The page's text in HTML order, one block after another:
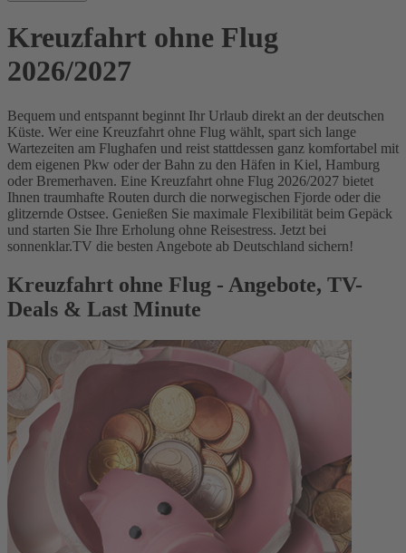
Kreuzfahrt ohne Flug
2026/2027
Bequem und entspannt beginnt Ihr Urlaub direkt an der deutschen
Küste. Wer eine Kreuzfahrt ohne Flug wählt, spart sich lange
Wartezeiten am Flughafen und reist stattdessen ganz komfortabel mit
dem eigenen Pkw oder der Bahn zu den Häfen in Kiel, Hamburg
oder Bremerhaven. Eine Kreuzfahrt ohne Flug 2026/2027 bietet
Ihnen traumhafte Routen durch die norwegischen Fjorde oder die
glitzernde Ostsee. Genießen Sie maximale Flexibilität beim Gepäck
und starten Sie Ihre Erholung ohne Reisestress. Jetzt bei
sonnenklar.TV die besten Angebote ab Deutschland sichern!
Kreuzfahrt ohne Flug - Angebote, TV-
Deals & Last Minute